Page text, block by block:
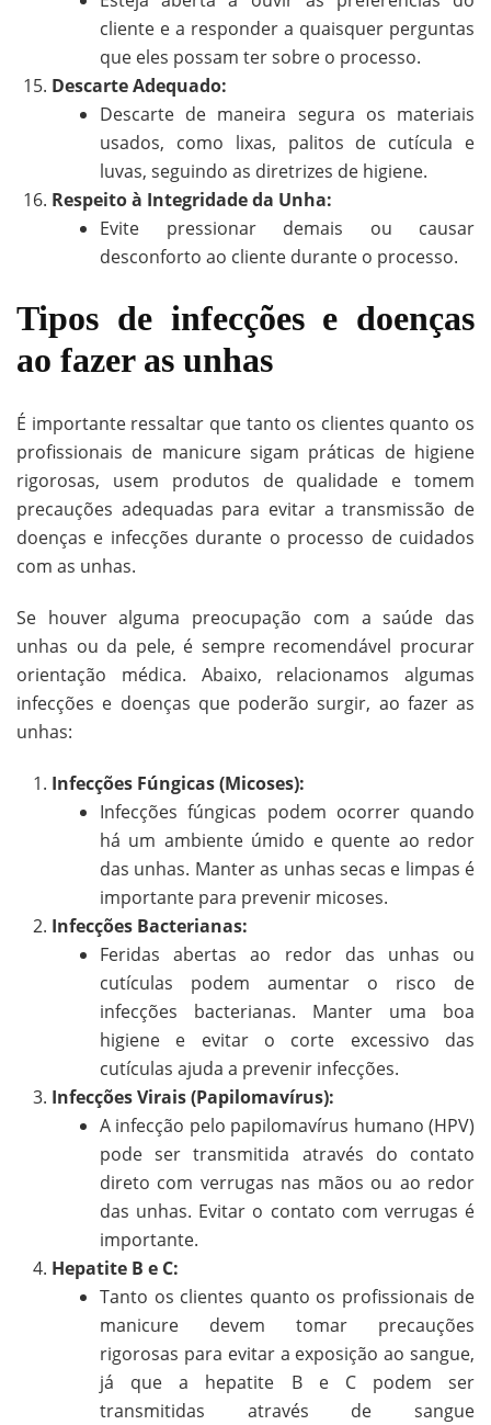
cliente e a responder a quaisquer perguntas
que eles possam ter sobre o processo.
Descarte Adequado:
Descarte de maneira segura os materiais
usados, como lixas, palitos de cutícula e
luvas, seguindo as diretrizes de higiene.
Respeito à Integridade da Unha:
Evite pressionar demais ou causar
desconforto ao cliente durante o processo.
Tipos de infecções e doenças
ao fazer as unhas
É importante ressaltar que tanto os clientes quanto os
profissionais de manicure sigam práticas de higiene
rigorosas, usem produtos de qualidade e tomem
precauções adequadas para evitar a transmissão de
doenças e infecções durante o processo de cuidados
com as unhas.
Se houver alguma preocupação com a saúde das
unhas ou da pele, é sempre recomendável procurar
orientação médica. Abaixo, relacionamos algumas
infecções e doenças que poderão surgir, ao fazer as
unhas:
Infecções Fúngicas (Micoses):
Infecções fúngicas podem ocorrer quando
há um ambiente úmido e quente ao redor
das unhas. Manter as unhas secas e limpas é
importante para prevenir micoses.
Infecções Bacterianas:
Feridas abertas ao redor das unhas ou
cutículas podem aumentar o risco de
infecções bacterianas. Manter uma boa
higiene e evitar o corte excessivo das
cutículas ajuda a prevenir infecções.
Infecções Virais (Papilomavírus):
A infecção pelo papilomavírus humano (HPV)
pode ser transmitida através do contato
direto com verrugas nas mãos ou ao redor
das unhas. Evitar o contato com verrugas é
importante.
Hepatite B e C:
Tanto os clientes quanto os profissionais de
manicure devem tomar precauções
rigorosas para evitar a exposição ao sangue,
já que a hepatite B e C podem ser
transmitidas através de sangue